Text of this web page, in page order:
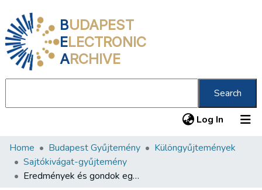
BUDAPEST
ELECTRONIC
ARCHIVE
Search
Log In (current)
Communities & Collections
All of DSpace
Home Budapest Gyűjtemény
Különgyűjtemények
Sajtókivágat-gyűjtemény
Eredmények és gondok egy kerületi népművelési állandó bizottság munkájában